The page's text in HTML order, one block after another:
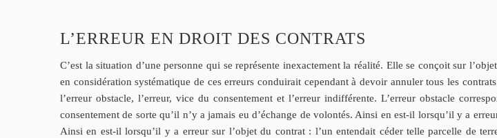
L’ERREUR EN DROIT DES CONTRATS
C’est la situation d’une personne qui se représente inexactement la réalité. Elle se conçoit sur
en considération systématique de ces erreurs conduirait cependant à devoir annuler tous les
l’erreur obstacle, l’erreur, vice du consentement et l’erreur indifférente. L’erreur obstacle
consentement de sorte qu’il n’y a jamais eu d’échange de volontés. Ainsi en est-il lorsqu’il y a
Ainsi en est-il lorsqu’il y a erreur sur l’objet du contrat : l’un entendait céder telle parcelle de